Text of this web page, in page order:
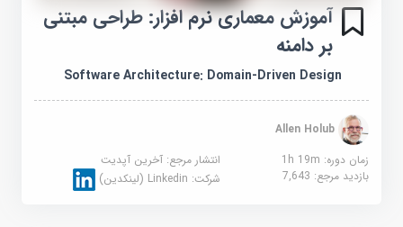
آموزش معماری نرم افزار: طراحی مبتنی
بر دامنه
Software Architecture: Domain-Driven Design
Allen Holub
زمان دوره: 1h 19m
انتشار مرجع:آخرین آپدیت
بازدید مرجع:7,643 شرکت:Linkedin (لینکدین)